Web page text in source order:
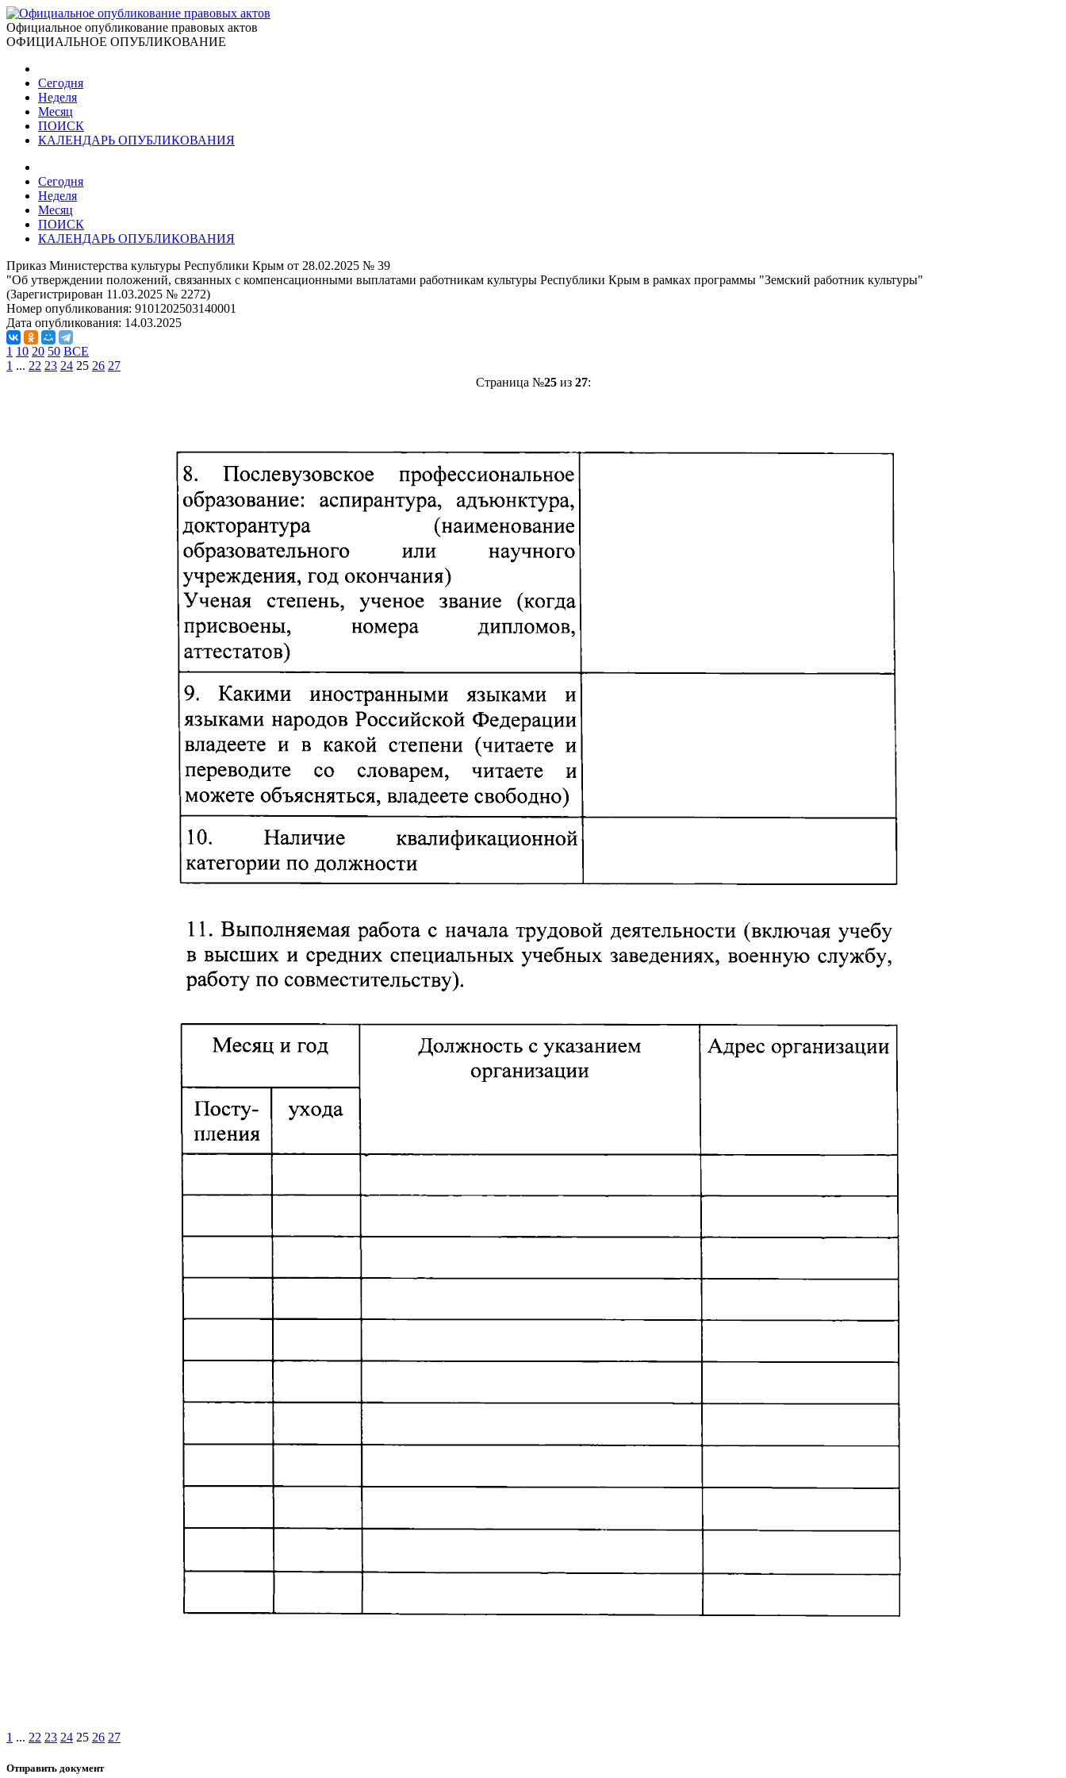
Официальное опубликование правовых актов
ОФИЦИАЛЬНОЕ ОПУБЛИКОВАНИЕ
Сегодня
Неделя
Месяц
ПОИСК
КАЛЕНДАРЬ ОПУБЛИКОВАНИЯ
Сегодня
Неделя
Месяц
ПОИСК
КАЛЕНДАРЬ ОПУБЛИКОВАНИЯ
Приказ Министерства культуры Республики Крым от 28.02.2025 № 39
"Об утверждении положений, связанных с компенсационными выплатами работникам культуры Республики Крым в рамках программы "Земский работник культуры"
(Зарегистрирован 11.03.2025 № 2272)
Номер опубликования: 9101202503140001
Дата опубликования: 14.03.2025
1 10 20 50 ВСЕ
1 ... 22 23 24 25 26 27
Страница №25из 27:
1 ... 22 23 24 25 26 27
Отправить документ